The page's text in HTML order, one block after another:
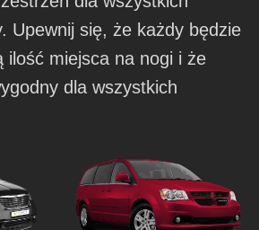
Upewnij się, że każdy będzie
ilość miejsca na nogi i że
dla wszystkich